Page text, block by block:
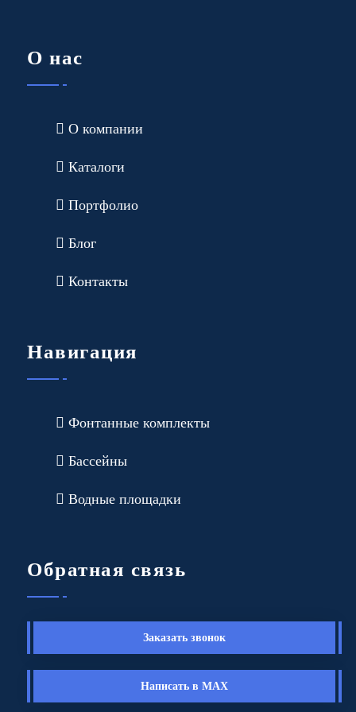
О нас
О компании
Каталоги
Портфолио
Блог
Контакты
Навигация
Фонтанные комплекты
Бассейны
Водные площадки
Обратная связь
Заказать звонок
Написать в MAX